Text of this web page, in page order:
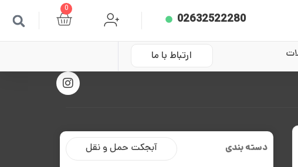
02632522280
0
ارتباط با ما
دسته بندی آبجکت حمل و نقل